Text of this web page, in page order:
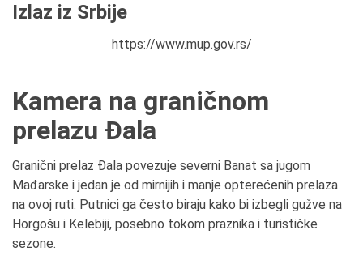
Izlaz iz Srbije
https://www.mup.gov.rs/
Kamera na graničnom
prelazu Đala
Granični prelaz Đala povezuje severni Banat sa jugom
Mađarske i jedan je od mirnijih i manje opterećenih prelaza
na ovoj ruti. Putnici ga često biraju kako bi izbegli gužve na
Horgošu i Kelebiji, posebno tokom praznika i turističke
sezone.